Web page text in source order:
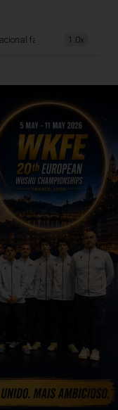
faz história no Europeu
1.0x